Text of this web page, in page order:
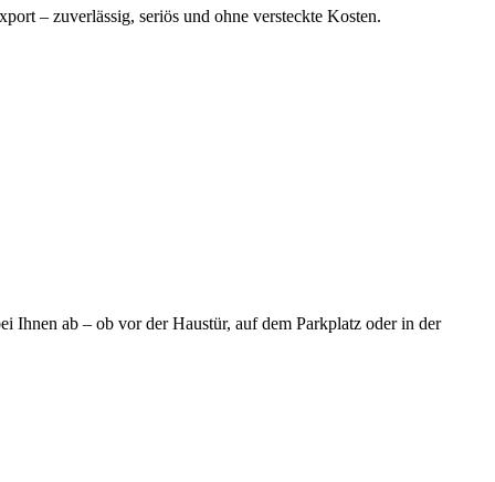
– zuverlässig, seriös und ohne versteckte Kosten.
ab – ob vor der Haustür, auf dem Parkplatz oder in der